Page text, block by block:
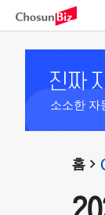
소소한 자
홈